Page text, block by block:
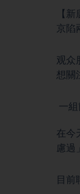
【
京陷
观众
想關
一組
在今
慮過
目前